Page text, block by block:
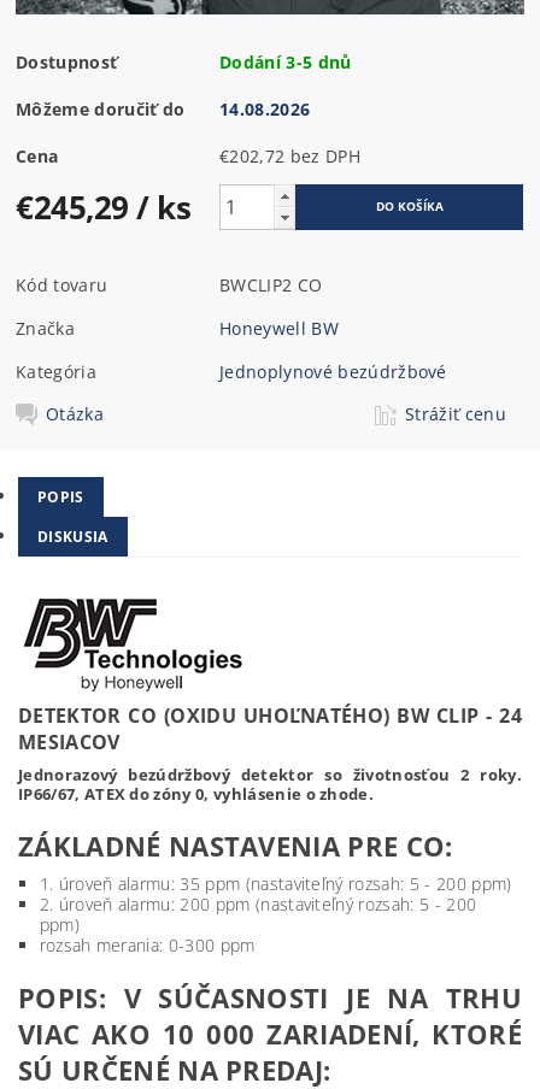
Dostupnosť Dodání 3-5 dnů
Môžeme doručiť do 14.08.2026
Cena €202,72 bez DPH
€245,29/ ks
Kód tovaru
BWCLIP2 CO
Značka
Honeywell BW
Kategória
Jednoplynové bezúdržbové
Otázka
Strážiť cenu
POPIS
DISKUSIA
DETEKTOR CO (OXIDU UHOĽNATÉHO) BW CLIP - 24
MESIACOV
Jednorazový bezúdržbový detektor so životnosťou 2 roky.
IP66/67, ATEX do zóny 0, vyhlásenie o zhode.
ZÁKLADNÉ NASTAVENIA PRE CO:
1. úroveň alarmu: 35 ppm (nastaviteľný rozsah: 5 - 200 ppm)
2. úroveň alarmu: 200 ppm (nastaviteľný rozsah: 5 - 200
ppm)
rozsah merania: 0-300 ppm
POPIS: V SÚČASNOSTI JE NA TRHU
VIAC AKO 10 000 ZARIADENÍ, KTORÉ
SÚ URČENÉ NA PREDAJ: